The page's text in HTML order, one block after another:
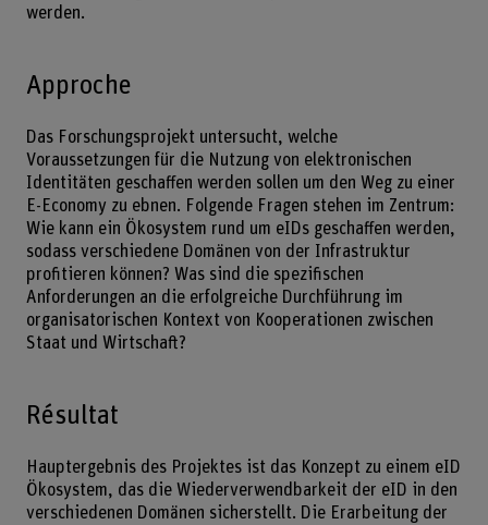
werden.
Approche
Das Forschungsprojekt untersucht, welche
Voraussetzungen für die Nutzung von elektronischen
Identitäten geschaffen werden sollen um den Weg zu einer
E-Economy zu ebnen. Folgende Fragen stehen im Zentrum:
Wie kann ein Ökosystem rund um eIDs geschaffen werden,
sodass verschiedene Domänen von der Infrastruktur
profitieren können? Was sind die spezifischen
Anforderungen an die erfolgreiche Durchführung im
organisatorischen Kontext von Kooperationen zwischen
Staat und Wirtschaft?
Résultat
Hauptergebnis des Projektes ist das Konzept zu einem eID
Ökosystem, das die Wiederverwendbarkeit der eID in den
verschiedenen Domänen sicherstellt. Die Erarbeitung der